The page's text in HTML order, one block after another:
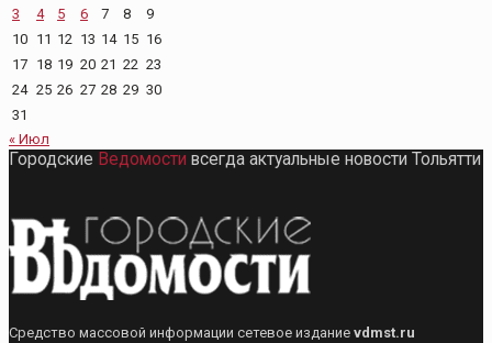
3
4 5 6 7 8
9
10 11 12 13 14 15 16
17 18 19 20 21 22 23
24 25 26 27 28 29 30
31
« Июл
Городские Ведомости всегда актуальные новости Тольятти
Средство массовой информации сетевое издание vdmst.ru